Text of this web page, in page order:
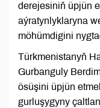
derejesiniň üpjün
aýratynlyklaryna
möhümdigini
Türkmenistanyň
Gurbanguly
ösüşini üpjün
gurluşygyny